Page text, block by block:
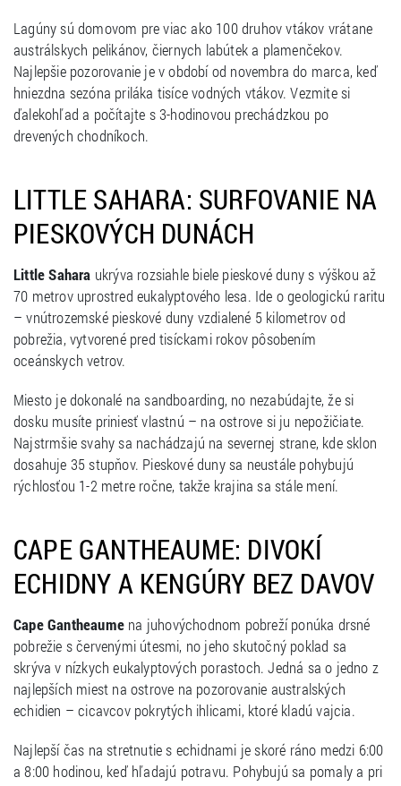
Lagúny sú domovom pre viac ako 100 druhov vtákov vrátane
austrálskych pelikánov, čiernych labútek a plamenčekov.
Najlepšie pozorovanie je v období od novembra do marca, keď
hniezdna sezóna priláka tisíce vodných vtákov. Vezmite si
ďalekohľad a počítajte s 3-hodinovou prechádzkou po
drevených chodníkoch.
LITTLE SAHARA: SURFOVANIE NA
PIESKOVÝCH DUNÁCH
Little Sahara ukrýva rozsiahle biele pieskové duny s výškou až
70 metrov uprostred eukalyptového lesa. Ide o geologickú raritu
– vnútrozemské pieskové duny vzdialené 5 kilometrov od
pobrežia, vytvorené pred tisíckami rokov pôsobením
oceánskych vetrov.
Miesto je dokonalé na sandboarding, no nezabúdajte, že si
dosku musíte priniesť vlastnú – na ostrove si ju nepožičiate.
Najstrmšie svahy sa nachádzajú na severnej strane, kde sklon
dosahuje 35 stupňov. Pieskové duny sa neustále pohybujú
rýchlosťou 1-2 metre ročne, takže krajina sa stále mení.
CAPE GANTHEAUME: DIVOKÍ
ECHIDNY A KENGÚRY BEZ DAVOV
Cape Gantheaume na juhovýchodnom pobreží ponúka drsné
pobrežie s červenými útesmi, no jeho skutočný poklad sa
skrýva v nízkych eukalyptových porastoch. Jedná sa o jedno z
najlepších miest na ostrove na pozorovanie australských
echidien – cicavcov pokrytých ihlicami, ktoré kladú vajcia.
Najlepší čas na stretnutie s echidnami je skoré ráno medzi 6:00
a 8:00 hodinou, keď hľadajú potravu. Pohybujú sa pomaly a pri